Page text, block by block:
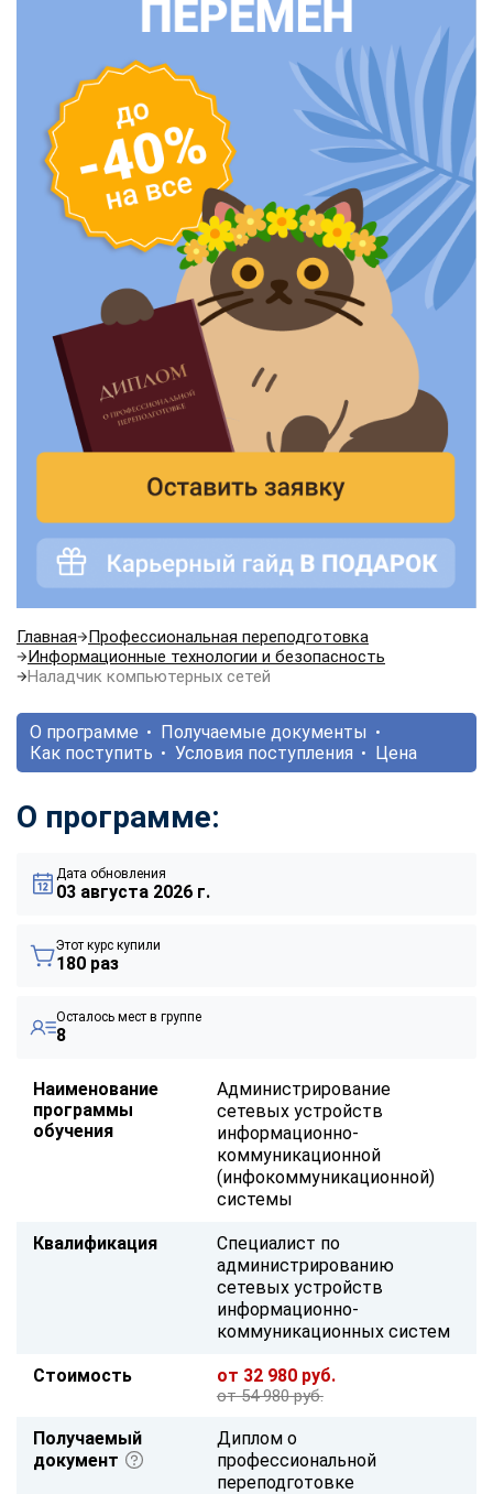
Главная
Профессиональная переподготовка
Информационные технологии и безопасность
Наладчик компьютерных сетей
О программе
Получаемые документы
Как поступить
Условия поступления Цена
О программе:
Дата обновления
03 августа 2026 г.
Этот курс купили
180 раз
Осталось мест в группе
8
Наименование
программы
обучения
Администрирование
сетевых устройств
информационно-
коммуникационной
(инфокоммуникационной)
системы
Квалификация
Специалист по
администрированию
сетевых устройств
информационно-
коммуникационных систем
Стоимость от 32 980 руб.
от 54 980 руб.
Получаемый
документ
Диплом о
профессиональной
переподготовке